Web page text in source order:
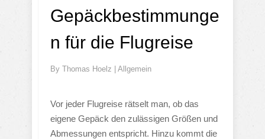
Gepäckbestimmunge
n für die Flugreise
By Thomas Hoelz | Allgemein
Vor jeder Flugreise rätselt man, ob das
eigene Gepäck den zulässigen Größen und
Abmessungen entspricht. Hinzu kommt die